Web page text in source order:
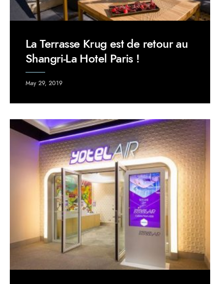
La Terrasse Krug est de retour au
Shangri-La Hotel Paris !
May 29, 2019